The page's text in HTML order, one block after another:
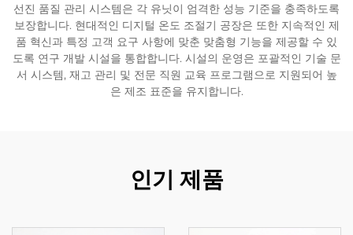
선진 품질 관리 시스템은 각 유닛이 엄격한 성능 기준을 충족하도록
보장합니다. 현대적인 디지털 온도 조절기 공장은 또한 지속적인 제
품 혁신과 특정 고객 요구 사항에 맞춘 맞춤형 기능을 제공할 수 있
도록 연구 개발 시설을 통합합니다. 시설의 운영은 포괄적인 기술 문
서 시스템, 재고 관리 및 전문 직원 교육 프로그램으로 지원되어 높
은 제조 표준을 유지합니다.
인기 제품